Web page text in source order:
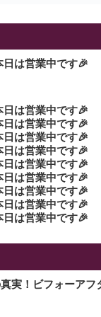
は営業中です🎉
は営業中です🎉
は営業中です🎉
は営業中です🎉
は営業中です🎉
は営業中です🎉
は営業中です🎉
は営業中です🎉
は営業中です🎉
は営業中です🎉
実！ビフォーアフ